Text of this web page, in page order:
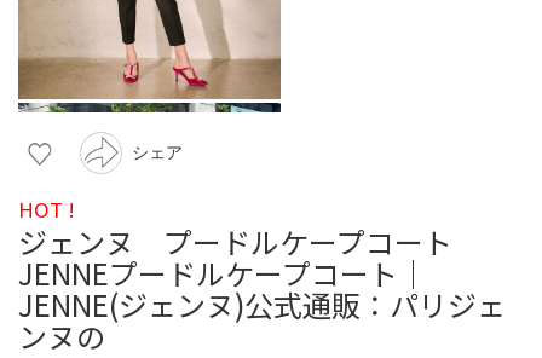
シェア
HOT !
ジェンヌ プードルケープコート
JENNEプードルケープコート｜
JENNE(ジェンヌ)公式通販：パリジェ
ンヌの